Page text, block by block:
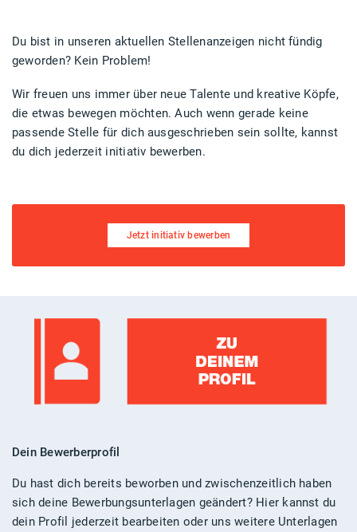
Du bist in unseren aktuellen Stellenanzeigen nicht fündig
geworden? Kein Problem!
Wir freuen uns immer über neue Talente und kreative Köpfe,
die etwas bewegen möchten. Auch wenn gerade keine
passende Stelle für dich ausgeschrieben sein sollte, kannst
du dich jederzeit initiativ bewerben.
Jetzt initiativ bewerben
Dein Bewerberprofil
Du hast dich bereits beworben und zwischenzeitlich haben
sich deine Bewerbungsunterlagen geändert? Hier kannst du
dein Profil jederzeit bearbeiten oder uns weitere Unterlagen